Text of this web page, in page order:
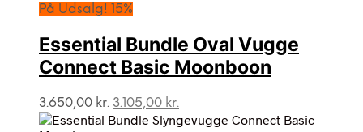
På Udsalg! 15%
Essential Bundle Oval Vugge
Connect Basic Moonboon
3.650,00kr. Den
oprindelige
3.105,00 kr.
aktuelle